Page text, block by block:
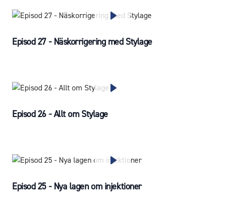
Episod 27 - Näskorrigering med Stylage
Episod 26 - Allt om Stylage
Episod 25 - Nya lagen om injektioner